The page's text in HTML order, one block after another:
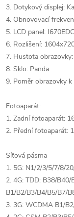
3. Dotykový displej:
4. Obnovovací
5. LCD panel:
6. Rozlišení:
7. Hustota
8. Sklo: Panda
9. Poměr obrazovky
Fotoaparát:
1. Zadní fotoaparát:
2. Přední fotoaparát:
Síťová pásma
1. 5G: N1/2/3/5/7/8/
2. 4G: TDD: B38/B40/
B1/B2/B3/B4/B5/B7/
3. 3G: WCDMA B1/